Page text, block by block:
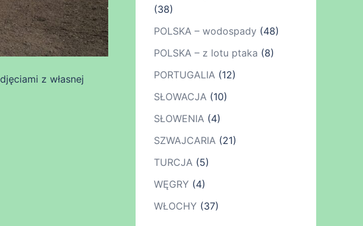
z własnej
(38)
POLSKA – wodospady (48)
POLSKA – z lotu ptaka (8)
PORTUGALIA(12)
SŁOWACJA(10)
SŁOWENIA(4)
SZWAJCARIA(21)
TURCJA(5)
WĘGRY (4)
WŁOCHY (37)